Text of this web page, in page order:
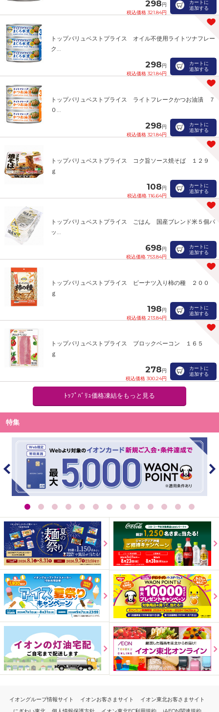
298円
税込価格 321.84円
カートに
追加する
トップバリュベストプライス オイル不使用ライトツナフレー
ク...
298円
税込価格 321.84円
カートに
追加する
トップバリュベストプライス ライトフレークかつお油漬 ７
０...
298円
税込価格 321.84円
カートに
追加する
トップバリュベストプライス コク旨ソース焼そば １２９
ｇ
108円
税込価格 116.64円
カートに
追加する
トップバリュベストプライス ごはん 国産ブレンド米５個パ
ッ...
698円
税込価格 753.84円
カートに
追加する
トップバリュベストプライス ピーナツ入り柿の種 ２００
ｇ
198円
税込価格 213.84円
カートに
追加する
トップバリュベストプライス ブロックベーコン １６５
ｇ
278円
税込価格 300.24円
カートに
追加する
ﾄｯﾌﾟﾊﾞﾘｭ価格凍結をもっと見る
特集
イオングループ情報サイト イオンお客さまサイト
イオン東北お客さまサイト